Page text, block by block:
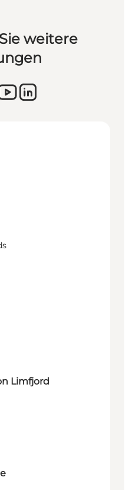
weitere
Limfjord